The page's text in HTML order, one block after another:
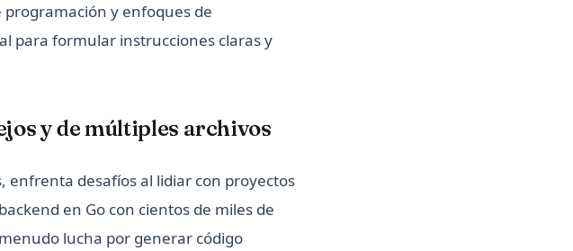
y enfoques de
para formular instrucciones claras y
y de múltiples archivos
enfrenta desafíos al lidiar con proyectos
en Go con cientos de miles de
lucha por generar código